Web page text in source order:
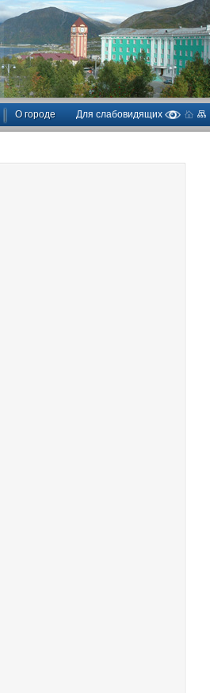
О городе Для слабовидящих